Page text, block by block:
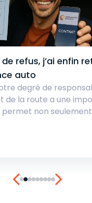
Votre malus
impacter
Votre malus en
impacter votre
un conducteur